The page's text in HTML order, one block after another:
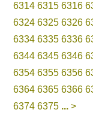
6314 6315 6316
6324 6325 6326
6334 6335 6336
6344 6345 6346
6354 6355 6356
6364 6365 6366
6374 6375 ... >